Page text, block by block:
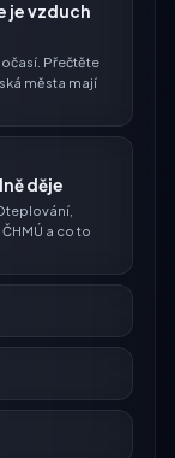
je vzduch
Přečtěte
města mají
děje
a co to